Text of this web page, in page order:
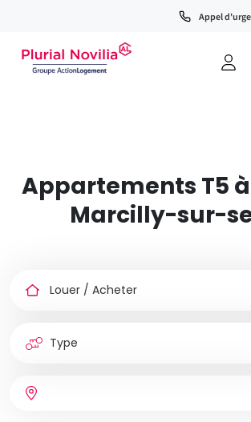
Appel
Appartements T5
Marcilly-sur-
de
chat